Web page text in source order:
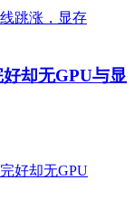
却无GPU与显